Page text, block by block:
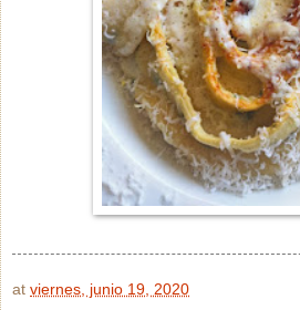
at viernes, junio 19, 2020